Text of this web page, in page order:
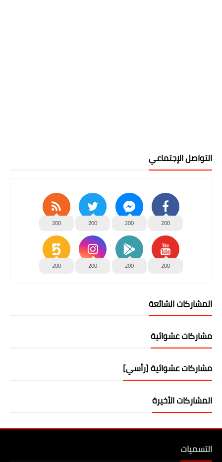
التواصل الإجتماعي
200
200
200
200
200
200
200
200
المشاركات الشائعة
مشاركات عشوائية
مشاركات عشوائية [رأسي]
المشاركات الأخيرة
التسميات